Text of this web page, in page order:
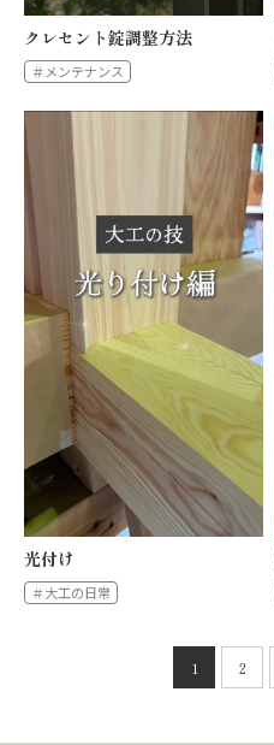
クレセント錠調整方法
＃メンテナンス
光付け
＃大工の日常
投
ペ
送
1 2